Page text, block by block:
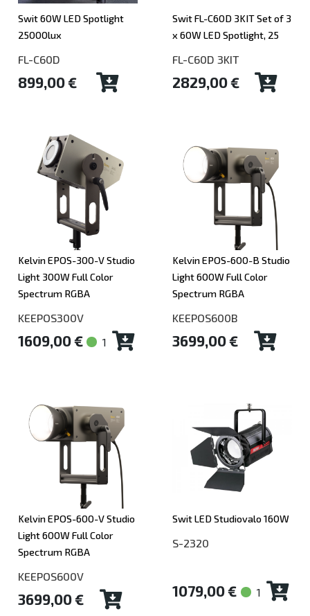
Swit 60W LED Spotlight
25000lux
FL-C60D
899,00 €
Swit FL-C60D 3KIT Set of 3
x 60W LED Spotlight, 25
FL-C60D 3KIT
2829,00 €
Kelvin EPOS-300-V Studio
Light 300W Full Color
Spectrum RGBA
KEEPOS300V
1609,00 € 1
Kelvin EPOS-600-B Studio
Light 600W Full Color
Spectrum RGBA
KEEPOS600B
3699,00 €
Kelvin EPOS-600-V Studio
Light 600W Full Color
Spectrum RGBA
KEEPOS600V
3699,00 €
Swit LED Studiovalo 160W
S-2320
1079,00 € 1